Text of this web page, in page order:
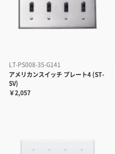
LT-PS008-35-G141
アメリカンスイッチ プレート4 (ST-
SV)
￥2,057